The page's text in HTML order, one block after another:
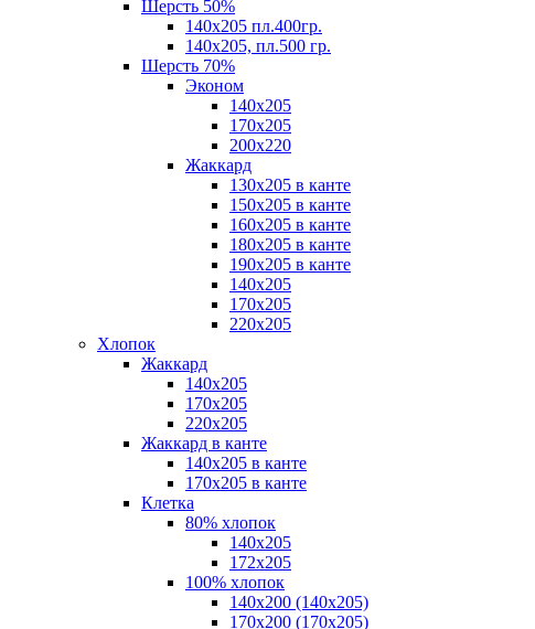
Шерсть 50%
140х205 пл.400гр.
140х205, пл.500 гр.
Шерсть 70%
Эконом
140х205
170х205
200х220
Жаккард
130х205 в канте
150х205 в канте
160х205 в канте
180х205 в канте
190х205 в канте
140х205
170х205
220х205
Хлопок
Жаккард
140x205
170х205
220х205
Жаккард в канте
140х205 в канте
170х205 в канте
Клетка
80% хлопок
140x205
172х205
100% хлопок
140x200 (140х205)
170x200 (170х205)